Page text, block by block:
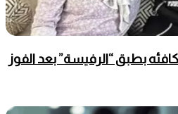
بطبق “الرفيسة” بعد الفوز